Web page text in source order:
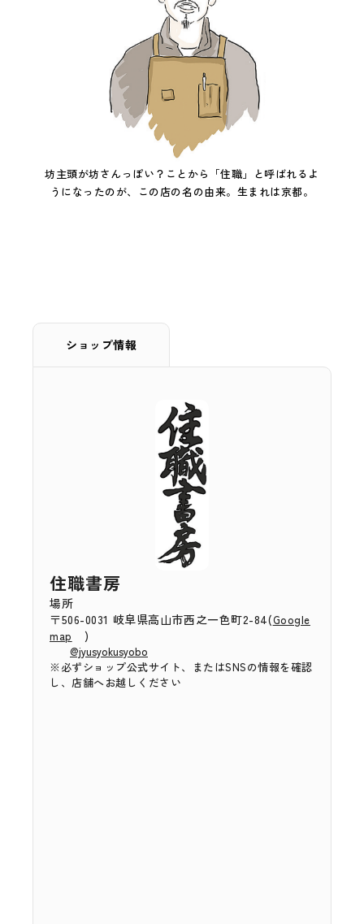
坊主頭が坊さんっぽい？ことから「住職」と呼ばれるよ
うになったのが、この店の名の由来。生まれは京都。
ショップ情報
住職書房
場所
〒506-0031 岐阜県高山市西之一色町2-84(Google
map
)
@jyusyokusyobo
※必ずショップ公式サイト、またはSNSの情報を確認
し、店舗へお越しください